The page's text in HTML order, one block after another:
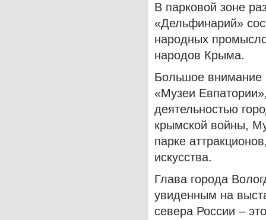
В парковой зоне
«Дельфинарий»
народных
народов Крыма.
Большое внимание
«Музеи
деятельностью
крымской войны,
парке
искусства.
Глава города
увиденным на
севера России –